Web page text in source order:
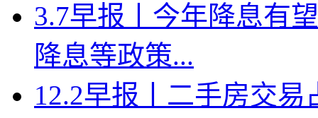
3.7早报丨今年降息有
降息等政策...
12.2早报丨二手房交